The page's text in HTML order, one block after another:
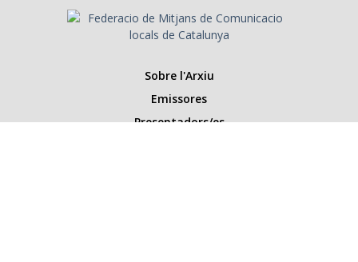
Sobre l'Arxiu
Emissores
Presentadors/es